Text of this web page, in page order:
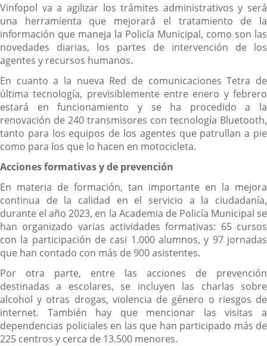
Vinfopol va a agilizar los trámites administrativos y será
una herramienta que mejorará el tratamiento de la
información que maneja la Policía Municipal, como son las
novedades diarias, los partes de intervención de los
agentes y recursos humanos.
En cuanto a la nueva Red de comunicaciones Tetra de
última tecnología, previsiblemente entre enero y febrero
estará en funcionamiento y se ha procedido a la
renovación de 240 transmisores con tecnología Bluetooth,
tanto para los equipos de los agentes que patrullan a pie
como para los que lo hacen en motocicleta.
Acciones formativas y de prevención
En materia de formación, tan importante en la mejora
continua de la calidad en el servicio a la ciudadanía,
durante el año 2023, en la Academia de Policía Municipal se
han organizado varias actividades formativas: 65 cursos
con la participación de casi 1.000 alumnos, y 97 jornadas
que han contado con más de 900 asistentes.
Por otra parte, entre las acciones de prevención
destinadas a escolares, se incluyen las charlas sobre
alcohol y otras drogas, violencia de género o riesgos de
internet. También hay que mencionar las visitas a
dependencias policiales en las que han participado más de
225 centros y cerca de 13.500 menores.